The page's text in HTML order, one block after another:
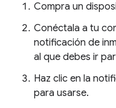
Compra un
Conéctala a tu
notificación de
al que debes ir
Haz clic en la
para usarse.